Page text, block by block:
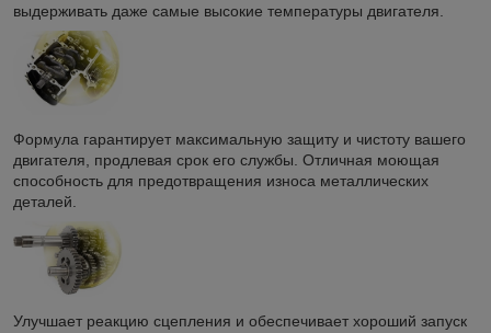
выдерживать даже самые высокие температуры двигателя.
Формула гарантирует максимальную защиту и чистоту вашего
двигателя, продлевая срок его службы. Отличная моющая
способность для предотвращения износа металлических
деталей.
Улучшает реакцию сцепления и обеспечивает хороший запуск